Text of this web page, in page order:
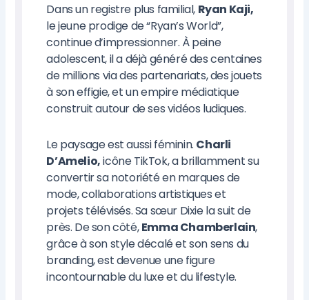
Dans un registre plus familial, Ryan Kaji,
le jeune prodige de “Ryan’s World”,
continue d’impressionner. À peine
adolescent, il a déjà généré des centaines
de millions via des partenariats, des jouets
à son effigie, et un empire médiatique
construit autour de ses vidéos ludiques.
Le paysage est aussi féminin. Charli
D’Amelio,icône TikTok, a brillamment su
convertir sa notoriété en marques de
mode, collaborations artistiques et
projets télévisés. Sa sœur Dixie la suit de
près. De son côté,Emma Chamberlain,
grâce à son style décalé et son sens du
branding, est devenue une figure
incontournable du luxe et du lifestyle.